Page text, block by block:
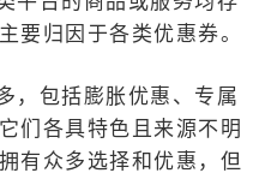
要归因于各类优惠券。
，包括膨胀优惠、专属
们各具特色且来源不明
有众多选择和优惠，但